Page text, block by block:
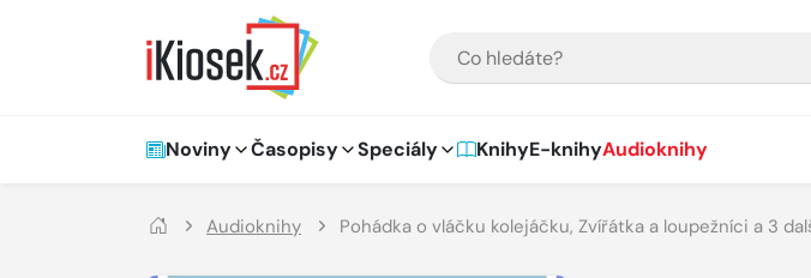
Hlavní navigace
Noviny Časopisy Speciály KnihyE-knihyAudioknihy
Audioknihy Pohádka o vláčku kolejáčku, Zvířátka a loupežníci a 3